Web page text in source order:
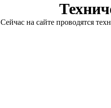
Сейчас на сайте проводятся